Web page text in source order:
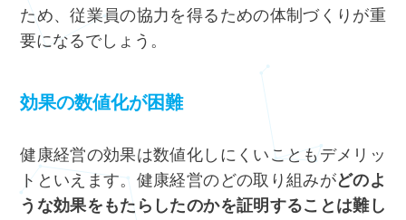
ため、従業員の協力を得るための体制づくりが重
要になるでしょう。
効果の数値化が困難
健康経営の効果は数値化しにくいこともデメリッ
トといえます。健康経営のどの取り組みがどのよ
うな効果をもたらしたのかを証明することは難し